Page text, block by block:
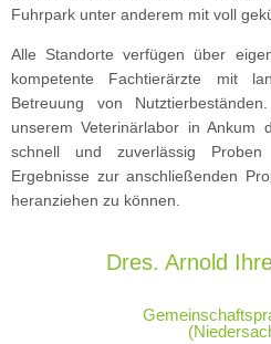
Fuhrpark unter anderem mit voll
Alle Standorte verfügen über
kompetente Fachtierärzte mit
Betreuung von
unserem Veterinärlabor in Ankum
schnell und zuverlässig
Ergebnisse zur anschließenden
heranziehen zu können.
Dres. Arnold